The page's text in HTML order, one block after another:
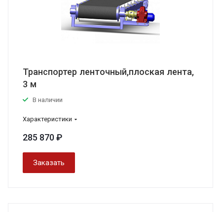
Транспортер ленточный,плоская лента,
3 м
В наличии
Характеристики
285 870 ₽
Заказать